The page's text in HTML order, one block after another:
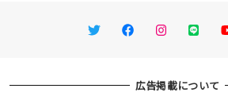
TwitterFacebookInstagram
LINE
広告掲載について